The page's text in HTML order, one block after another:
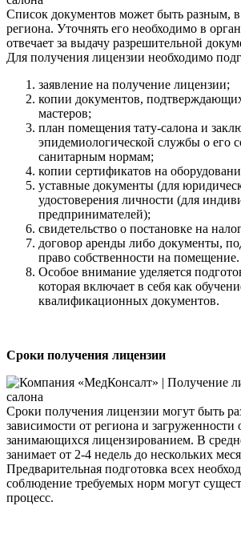
Список документов может быть разным, в
региона. Уточнять его необходимо в
отвечает за выдачу разрешительной
Для получения лицензии необходимо
заявление на получение лицензии;
копии документов,
мастеров;
план помещения тату-салона и
эпидемиологической службы о его
санитарным нормам;
копии сертификатов на
уставные документы (для
удостоверения личности (для
предпринимателей);
свидетельство о постановке на
договор аренды либо документы,
право собственности на помещение.
Особое внимание уделяется
которая включает в себя как
квалификационных документов.
Сроки получения лицензии
Сроки получения лицензии могут быть
зависимости от региона и загруженности
занимающихся лицензированием. В
занимает от 2-4 недель до нескольких
Предварительная подготовка всех
соблюдение требуемых норм могут
процесс.